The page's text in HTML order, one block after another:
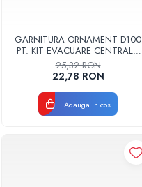
GARNITURA ORNAMENT D100
PT. KIT EVACUARE CENTRALA
FGGE100
25,32 RON
22,78 RON
Adauga in cos